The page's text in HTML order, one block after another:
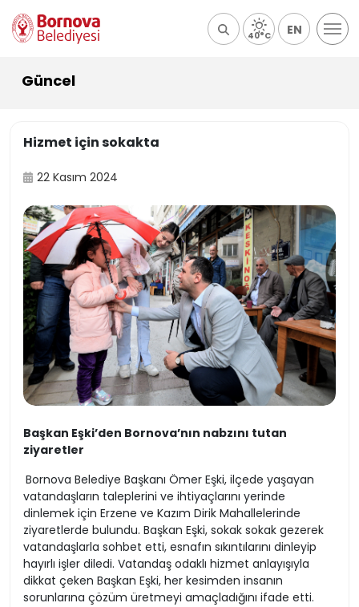
40°C EN
Güncel
Hizmet için sokakta
22 Kasım 2024
Başkan Eşki’den Bornova’nın nabzını tutan
ziyaretler
Bornova Belediye Başkanı Ömer Eşki, ilçede yaşayan
vatandaşların taleplerini ve ihtiyaçlarını yerinde
dinlemek için Erzene ve Kazım Dirik Mahallelerinde
ziyaretlerde bulundu. Başkan Eşki, sokak sokak gezerek
vatandaşlarla sohbet etti, esnafın sıkıntılarını dinleyip
hayırlı işler diledi. Vatandaş odaklı hizmet anlayışıyla
dikkat çeken Başkan Eşki, her kesimden insanın
sorunlarına çözüm üretmeyi amaçladığını ifade etti.